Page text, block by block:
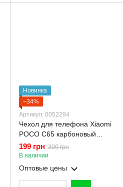
Новинка
−34%
Артикул: 0052294
Чехол для телефона Xiaomi
POCO C65 карбоновый
противоударный с высокими
бортами черный
199 грн 300 грн
В наличии
Оптовые цены